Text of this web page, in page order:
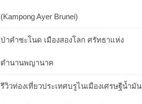
(Kampong Ayer Brunei)
ป่าคำชะโนด เมืองสองโลก ศรัทธาแห่ง
ตำนานพญานาค
รีวิวท่องเที่ยวประเทศบรูไนเมืองเศรษฐีน้ำมัน